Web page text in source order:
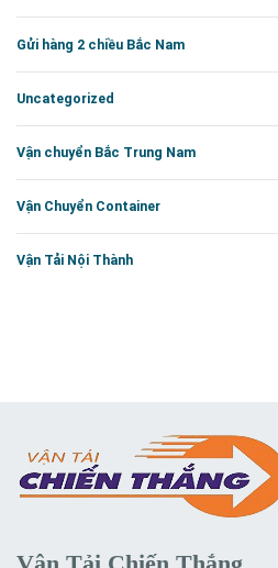
Gửi hàng 2 chiều Bắc Nam
Uncategorized
Vận chuyển Bắc Trung Nam
Vận Chuyển Container
Vận Tải Nội Thành